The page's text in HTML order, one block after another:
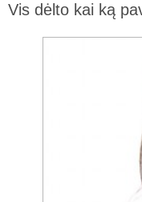
Vis dėlto kai ką